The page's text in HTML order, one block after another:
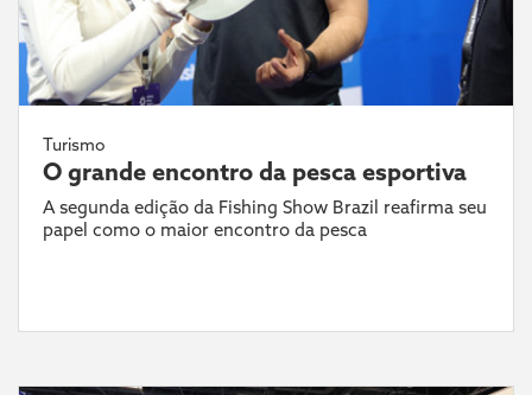
Turismo
O grande encontro da pesca esportiva
A segunda edição da Fishing Show Brazil reafirma seu
papel como o maior encontro da pesca